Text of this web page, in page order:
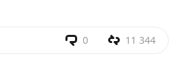
0 11 344